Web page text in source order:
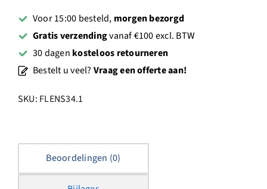
aantal
Voor 15:00 besteld, morgen bezorgd
Gratis verzendingvanaf €100 excl. BTW
30 dagen kosteloos retourneren
Bestelt u veel? Vraag een offerte aan!
SKU: FLENS34.1
Beoordelingen (0)